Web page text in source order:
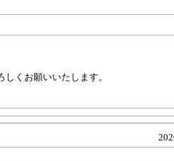
くお願いいたします。